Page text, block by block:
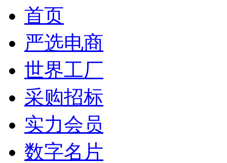
首页
严选电商
世界工厂
采购招标
实力会员
数字名片